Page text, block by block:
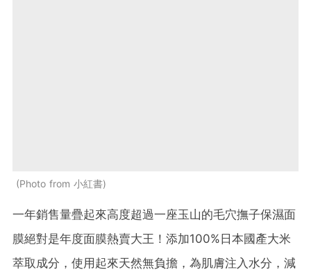
Photo from 小紅書
一年銷售量疊起來高度超過一座玉山的毛穴撫子保濕面
膜絕對是年度面膜熱賣大王！添加100% 日本國產大米
萃取成分，使用起來天然無負擔，為肌膚注入水分，減